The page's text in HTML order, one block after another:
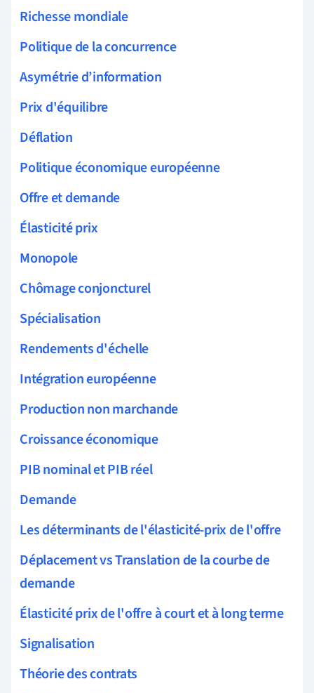
Richesse mondiale
Politique de la concurrence
Asymétrie d’information
Prix d'équilibre
Déflation
Politique économique européenne
Offre et demande
Élasticité prix
Monopole
Chômage conjoncturel
Spécialisation
Rendements d'échelle
Intégration européenne
Production non marchande
Croissance économique
PIB nominal et PIB réel
Demande
Les déterminants de l'élasticité-prix de l'offre
Déplacement vs Translation de la courbe de
demande
Élasticité prix de l'offre à court et à long terme
Signalisation
Théorie des contrats